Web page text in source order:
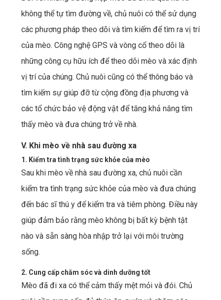
không thể tự tìm đường về, chủ nuôi có thể sử dụng
các phương pháp theo dõi và tìm kiếm để tìm ra vị trí
của mèo. Công nghệ GPS và vòng cổ theo dõi là
những công cụ hữu ích để theo dõi mèo và xác định
vị trí của chúng. Chủ nuôi cũng có thể thông báo và
tìm kiếm sự giúp đỡ từ cộng đồng địa phương và
các tổ chức bảo vệ động vật để tăng khả năng tìm
thấy mèo và đưa chúng trở về nhà.
V. Khi mèo về nhà sau đường xa
1. Kiểm tra tình trạng sức khỏe của mèo
Sau khi mèo về nhà sau đường xa, chủ nuôi cần
kiểm tra tình trạng sức khỏe của mèo và đưa chúng
đến bác sĩ thú y để kiểm tra và tiêm phòng. Điều này
giúp đảm bảo rằng mèo không bị bất kỳ bệnh tật
nào và sẵn sàng hòa nhập trở lại với môi trường
sống.
2. Cung cấp chăm sóc và dinh dưỡng tốt
Mèo đã đi xa có thể cảm thấy mệt mỏi và đói. Chủ